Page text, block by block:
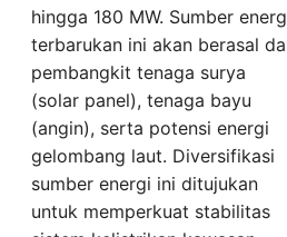
hingga 180 MW. Sumber
terbarukan ini akan berasal
pembangkit tenaga surya
(solar panel), tenaga bayu
(angin), serta potensi energi
gelombang laut. Diversifikasi
sumber energi ini ditujukan
untuk memperkuat stabilitas